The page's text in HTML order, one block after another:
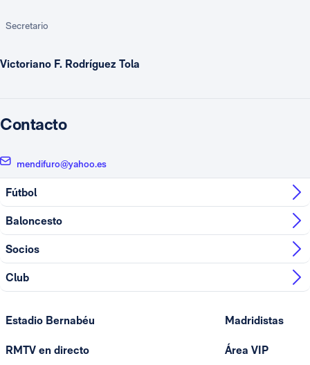
Secretario
Victoriano F. Rodríguez Tola
Contacto
mendifuro@yahoo.es
Fútbol
Baloncesto
Socios
Club
Estadio Bernabéu
RMTV en directo
Madridistas
Área VIP